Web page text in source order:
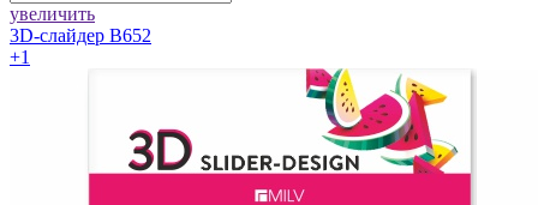
увеличить
3D-слайдер B652
+1